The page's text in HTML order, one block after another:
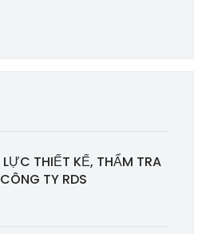
THIẾT KẾ, THẨM TRA
TY RDS